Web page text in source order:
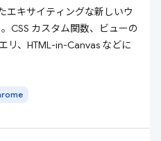
エキサイティングな新しいウ
CSS カスタム関数、ビューの
リ、HTML-in-Canvas などに